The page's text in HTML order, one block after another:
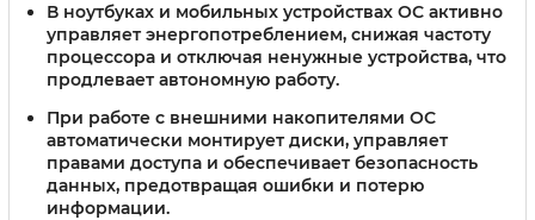
В ноутбуках и мобильных устройствах ОС активно
управляет энергопотреблением, снижая частоту
процессора и отключая ненужные устройства, что
продлевает автономную работу.
При работе с внешними накопителями ОС
автоматически монтирует диски, управляет
правами доступа и обеспечивает безопасность
данных, предотвращая ошибки и потерю
информации.